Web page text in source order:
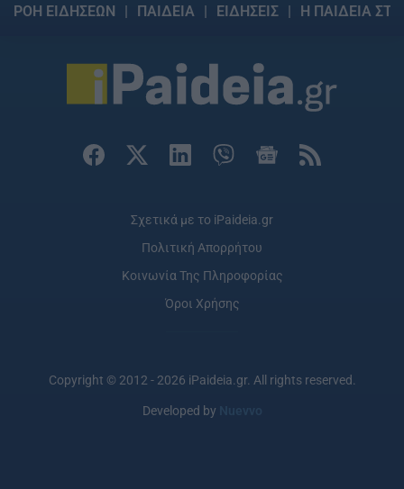
ΡΟΗ ΕΙΔΗΣΕΩΝ ΠΑΙΔΕΙΑ ΕΙΔΗΣΕΙΣ Η ΠΑΙΔΕΙΑ
Σχετικά με το iPaideia.gr
Πολιτική Απορρήτου
Κοινωνία Της Πληροφορίας
Όροι Χρήσης
Copyright © 2012 - 2026 iPaideia.gr. All rights reserved.
Developed by